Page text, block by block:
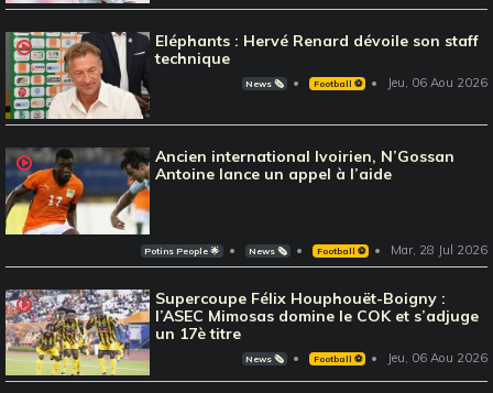
Eléphants : Hervé Renard dévoile son staff
technique
News 🗞️ Football ⚽️ Jeu, 06 Aou 2026
Ancien international Ivoirien, N’Gossan
Antoine lance un appel à l’aide
Potins People 🌟 News 🗞️ Football ⚽️ Mar, 28 Jul 2026
Supercoupe Félix Houphouët-Boigny :
l’ASEC Mimosas domine le COK et s’adjuge
un 17è titre
News 🗞️ Football ⚽️ Jeu, 06 Aou 2026